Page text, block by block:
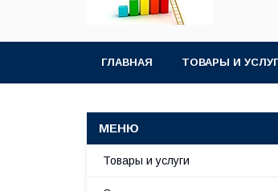
ГЛАВНАЯ ТОВАРЫ И
Товары и услуги